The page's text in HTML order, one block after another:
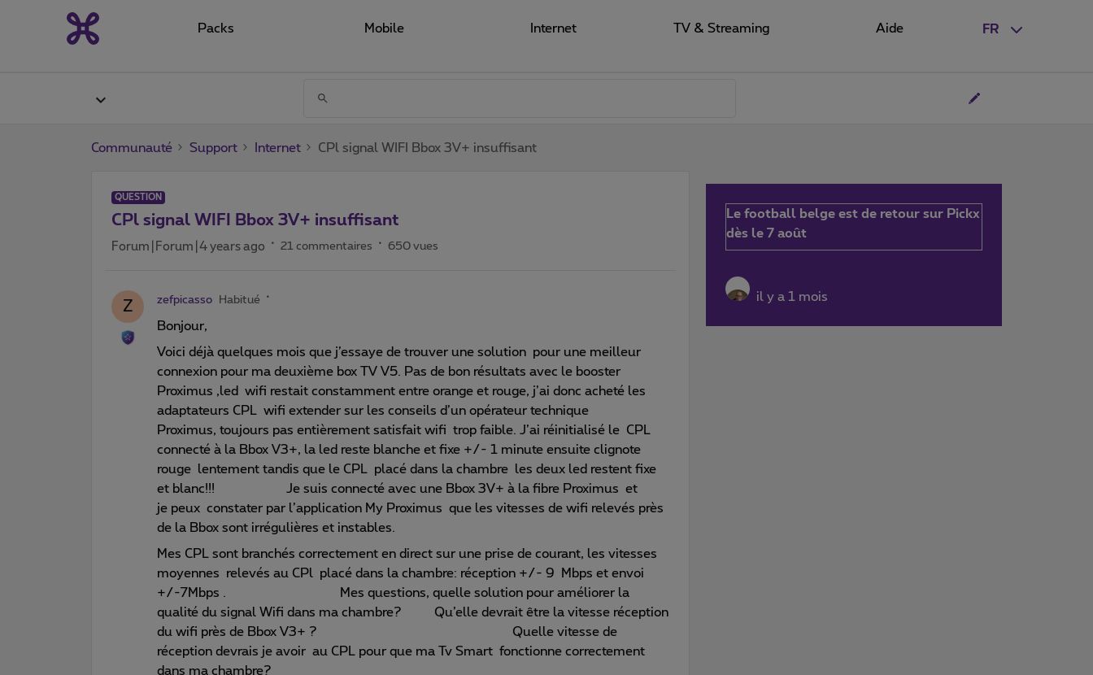
FR
Packs Mobile Internet TV & Streaming Aide
Communauté Support Internet CPl signal WIFI Bbox 3V+ insuffisant
QUESTION
CPl signal WIFI Bbox 3V+ insuffisant
Forum|Forum|4 years ago 21 commentaires 650 vues
Z zefpicasso Habitué
Bonjour,
Voici déjà quelques mois que j’essaye de trouver une solution pour une meilleur
connexion pour ma deuxième box TV V5. Pas de bon résultats avec le booster
Proximus ,led wifi restait constamment entre orange et rouge, j’ai donc acheté les
adaptateurs CPL wifi extender sur les conseils d’un opérateur technique
Proximus, toujours pas entièrement satisfait wifi trop faible. J’ai réinitialisé le CPL
connecté à la Bbox V3+, la led reste blanche et fixe +/- 1 minute ensuite clignote
rouge lentement tandis que le CPL placé dans la chambre les deux led restent fixe
et blanc!!! Je suis connecté avec une Bbox 3V+ à la fibre Proximus et
je peux constater par l’application My Proximus que les vitesses de wifi relevés près
de la Bbox sont irrégulières et instables.
Mes CPL sont branchés correctement en direct sur une prise de courant, les vitesses
moyennes relevés au CPl placé dans la chambre: réception +/- 9 Mbps et envoi
+/-7Mbps . Mes questions, quelle solution pour améliorer la
qualité du signal Wifi dans ma chambre? Qu’elle devrait être la vitesse réception
du wifi près de Bbox V3+ ? Quelle vitesse de
réception devrais je avoir au CPL pour que ma Tv Smart fonctionne correctement
dans ma chambre?
Le football belge est de retour sur Pickx
dès le 7 août
il y a 1 mois